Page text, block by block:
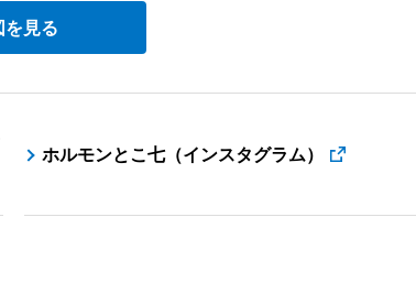
を見る
ホルモンとこ七（インスタグラム）